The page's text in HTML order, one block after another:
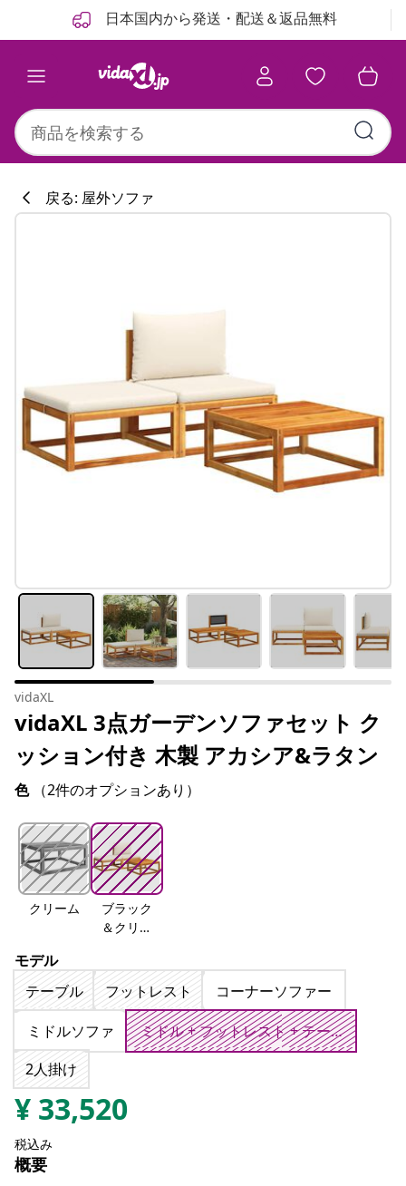
日本国内から発送・配送＆返品無料
戻る: 屋外ソファ
vidaXL
vidaXL 3点ガーデンソファセット ク
ッション付き 木製 アカシア&ラタン
色 （2件のオプションあり）
クリーム
ブラック
＆クリー
モデル
テーブル
フットレスト
コーナーソファー
ミドルソファ
ミドル + フットレスト + テーブル
2人掛け
¥ 33,520
税込み
概要